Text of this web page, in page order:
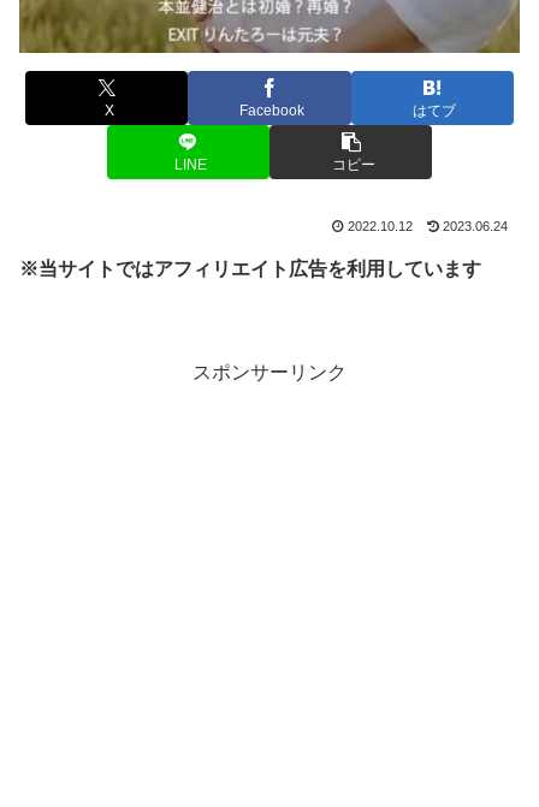
X Facebook はてブ
LINE コピー
2022.10.12 2023.06.24
※当サイトではアフィリエイト広告を利用しています
スポンサーリンク